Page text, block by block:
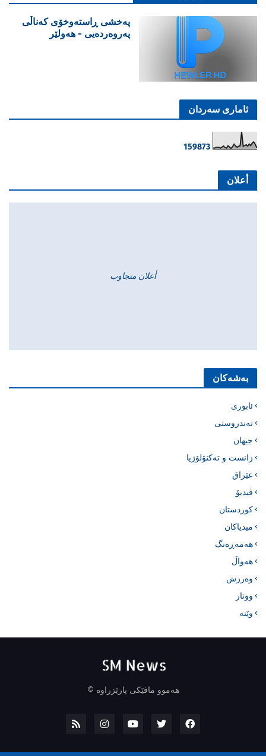
پەخشی ڕاستەوخۆی کەناڵی
پەروەردەیی - هەولێر
ئاماری سەردان
159873
أعلان
أعلان متجاوب
بەشەکان
ئابوری
تەندروستی
جیهان
زانست و تەکنۆلۆژیا
عێراق
ڤیدیۆ
کوردستان
میدیاکان
هەمەڕەنگ
هەواڵ
وەرزش
ووتار
وێنە
هەموو مافێکی پارێزراوە ©